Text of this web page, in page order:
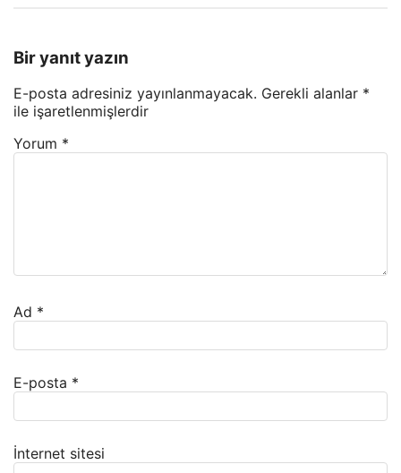
Bir yanıt yazın
E-posta adresiniz yayınlanmayacak. Gerekli alanlar *
ile işaretlenmişlerdir
Yorum *
Ad *
E-posta *
İnternet sitesi